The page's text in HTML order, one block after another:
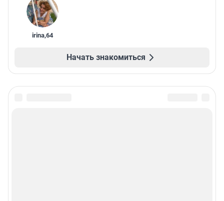
irina,64
Начать знакомиться